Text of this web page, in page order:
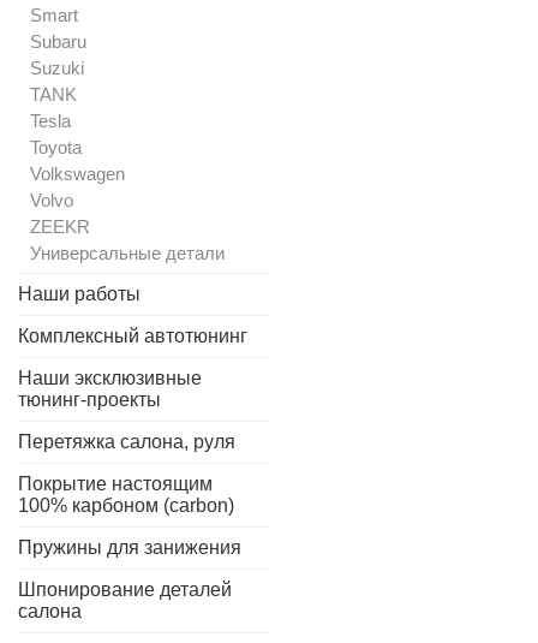
Smart
Subaru
Suzuki
TANK
Tesla
Toyota
Volkswagen
Volvo
ZEEKR
Универсальные детали
Наши работы
Комплексный автотюнинг
Наши эксклюзивные
тюнинг-проекты
Перетяжка салона, руля
Покрытие настоящим
100% карбоном (carbon)
Пружины для занижения
Шпонирование деталей
салона